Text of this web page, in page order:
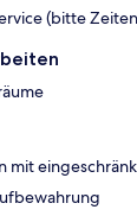
(bitte
mit